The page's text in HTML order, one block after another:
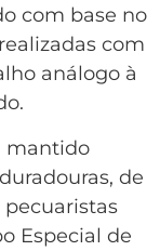
com base no
com
análogo à
mantido
de
pecuaristas
Especial de